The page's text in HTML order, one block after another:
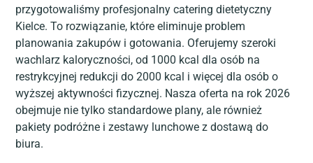
przygotowaliśmy profesjonalny catering dietetyczny
Kielce. To rozwiązanie, które eliminuje problem
planowania zakupów i gotowania. Oferujemy szeroki
wachlarz kaloryczności, od 1000 kcal dla osób na
restrykcyjnej redukcji do 2000 kcal i więcej dla osób o
wyższej aktywności fizycznej. Nasza oferta na rok 2026
obejmuje nie tylko standardowe plany, ale również
pakiety podróżne i zestawy lunchowe z dostawą do
biura.